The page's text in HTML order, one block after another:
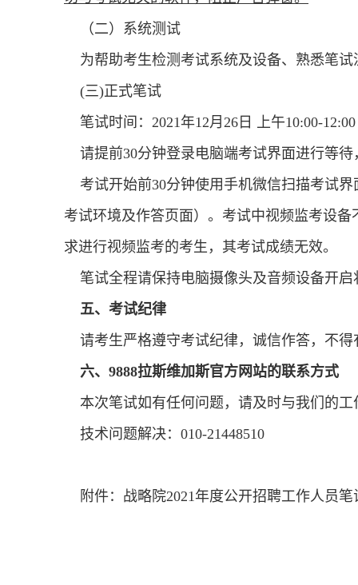
（二）系统测试
为帮助考生检测考试系统及设备、熟悉笔试
(三)正式笔试
笔试时间：2021年12月26日 上午10:00-12:00
请提前30分钟登录电脑端考试界面进行等待
考试开始前30分钟使用手机微信扫描考试界
考试环境及作答页面）。考试中视频监考设
求进行视频监考的考生，其考试成绩无效。
笔试全程请保持电脑摄像头及音频设备开启
五、考试纪律
请考生严格遵守考试纪律，诚信作答，不得
六、9888拉斯维加斯官方网站的联系方式
本次笔试如有任何问题，请及时与我们的工
技术问题解决：010-21448510
附件：战略院2021年度公开招聘工作人员笔